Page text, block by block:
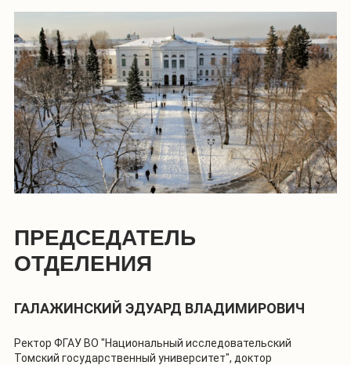
ПРЕДСЕДАТЕЛЬ
ОТДЕЛЕНИЯ
ГАЛАЖИНСКИЙ ЭДУАРД ВЛАДИМИРОВИЧ
Ректор ФГАУ ВО "Национальный исследовательский
Томский государственный университет", доктор